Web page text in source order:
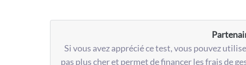
Si vous avez apprécié ce test, vous pouvez
pas plus cher et permet de financer les frais de